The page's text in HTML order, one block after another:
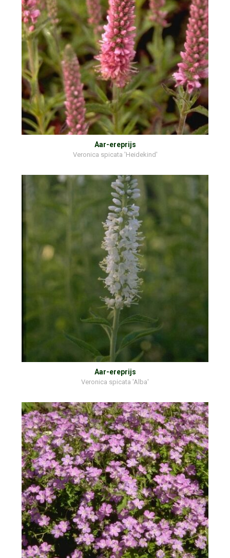
Aar-ereprijs
Veronica spicata 'Heidekind'
Aar-ereprijs
Veronica spicata 'Alba'